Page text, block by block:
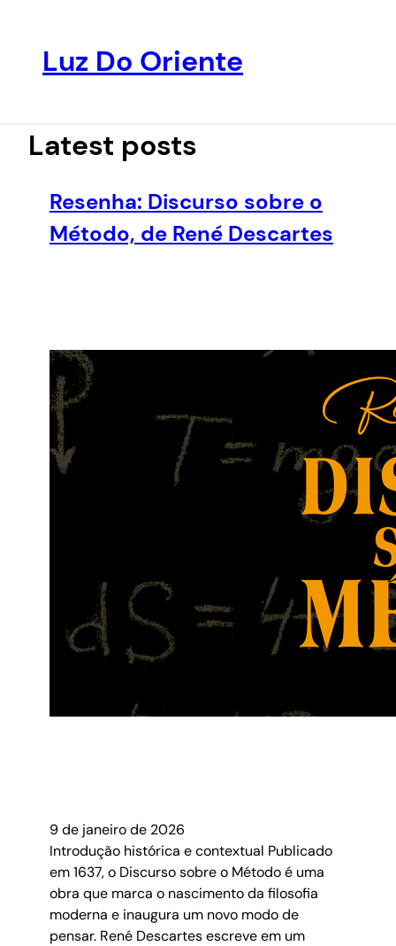
conteúdo
Luz Do Oriente
Latest posts
Resenha: Discurso sobre o
Método, de René Descartes
9 de janeiro de 2026
Introdução histórica e contextual Publicado
em 1637, o Discurso sobre o Método é uma
obra que marca o nascimento da filosofia
moderna e inaugura um novo modo de
pensar. René Descartes escreve em um